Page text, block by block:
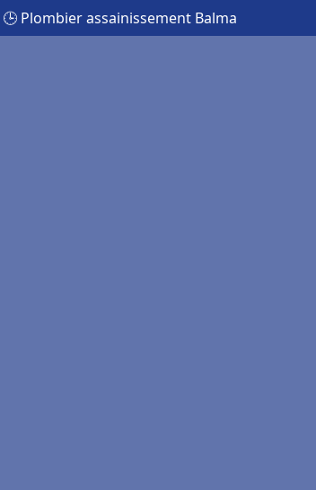
🕒 Plombier assainissement Balma